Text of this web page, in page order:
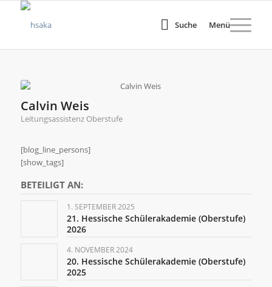
Suche Menü
Calvin Weis
Leitungsassistenz Oberstufe
[blog_line_persons]
[show_tags]
BETEILIGT AN:
1. SEPTEMBER 2025
21. Hessische Schülerakademie (Oberstufe)
2026
4. NOVEMBER 2024
20. Hessische Schülerakademie (Oberstufe)
2025